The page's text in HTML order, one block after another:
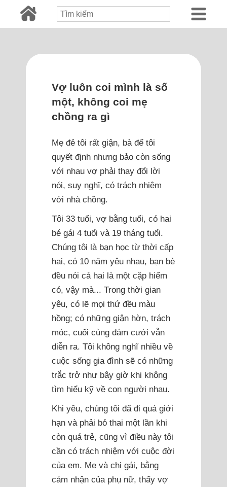
Vợ luôn coi mình là số
một, không coi mẹ
chồng ra gì
Mẹ đẻ tôi rất giận, bà để tôi
quyết định nhưng bảo còn sống
với nhau vợ phải thay đổi lời
nói, suy nghĩ, có trách nhiệm
với nhà chồng.
Tôi 33 tuổi, vợ bằng tuổi, có hai
bé gái 4 tuổi và 19 tháng tuổi.
Chúng tôi là bạn học từ thời cấp
hai, có 10 năm yêu nhau, bạn bè
đều nói cả hai là một cặp hiếm
có, vậy mà... Trong thời gian
yêu, có lẽ mọi thứ đều màu
hồng; có những giận hờn, trách
móc, cuối cùng đám cưới vẫn
diễn ra. Tôi không nghĩ nhiều về
cuộc sống gia đình sẽ có những
trắc trở như bây giờ khi không
tìm hiểu kỹ về con người nhau.
Khi yêu, chúng tôi đã đi quá giới
hạn và phải bỏ thai một lần khi
còn quá trẻ, cũng vì điều này tôi
cần có trách nhiệm với cuộc đời
của em. Mẹ và chị gái, bằng
cảm nhận của phụ nữ, thấy vợ